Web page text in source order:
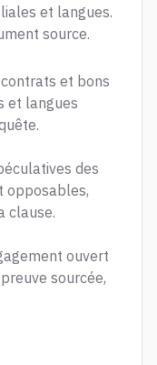
et langues.
source.
et bons
et langues
des
opposables,
clause.
ouvert
sourcée,